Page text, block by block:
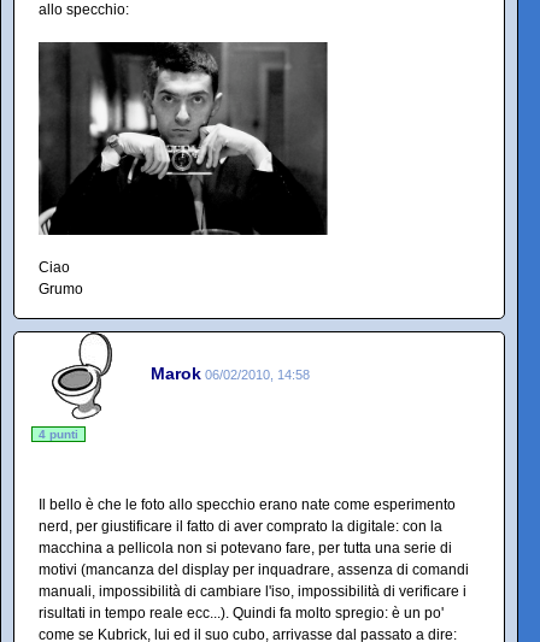
allo specchio:
Ciao
Grumo
Marok 06/02/2010, 14:58
4 punti
Il bello è che le foto allo specchio erano nate come esperimento
nerd, per giustificare il fatto di aver comprato la digitale: con la
macchina a pellicola non si potevano fare, per tutta una serie di
motivi (mancanza del display per inquadrare, assenza di comandi
manuali, impossibilità di cambiare l'iso, impossibilità di verificare i
risultati in tempo reale ecc...). Quindi fa molto spregio: è un po'
come se Kubrick, lui ed il suo cubo, arrivasse dal passato a dire: